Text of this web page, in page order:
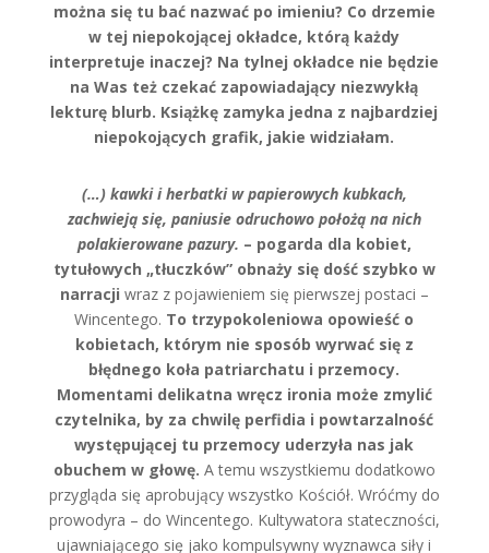
można się tu bać nazwać po imieniu? Co drzemie
w tej niepokojącej okładce, którą każdy
interpretuje inaczej? Na tylnej okładce nie będzie
na Was też czekać zapowiadający niezwykłą
lekturę blurb. Książkę zamyka jedna z najbardziej
niepokojących grafik, jakie widziałam.
(…) kawki i herbatki w papierowych kubkach,
zachwieją się, paniusie odruchowo położą na nich
polakierowane pazury. – pogarda dla kobiet,
tytułowych „tłuczków” obnaży się dość szybko w
narracji wraz z pojawieniem się pierwszej postaci –
Wincentego. To trzypokoleniowa opowieść o
kobietach, którym nie sposób wyrwać się z
błędnego koła patriarchatu i przemocy.
Momentami delikatna wręcz ironia może zmylić
czytelnika, by za chwilę perfidia i powtarzalność
występującej tu przemocy uderzyła nas jak
obuchem w głowę. A temu wszystkiemu dodatkowo
przygląda się aprobujący wszystko Kościół. Wróćmy do
prowodyra – do Wincentego. Kultywatora stateczności,
ujawniającego się jako kompulsywny wyznawca siły i